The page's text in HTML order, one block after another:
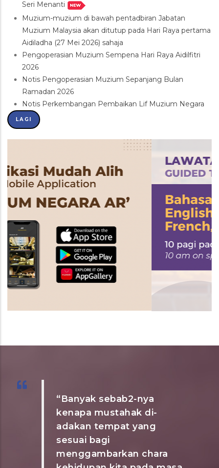
Seri Menanti
Muzium-muzium di bawah pentadbiran Jabatan
Muzium Malaysia akan ditutup pada Hari Raya pertama
Aidiladha (27 Mei 2026) sahaja
Pengoperasian Muzium Sempena Hari Raya Aidilfitri
2026
Notis Pengoperasian Muzium Sepanjang Bulan
Ramadan 2026
Notis Perkembangan Pembaikan Lif Muzium Negara
LAGI
“Banyak sebab2-nya
kenapa mustahak di-
adakan tempat yang
sesuai bagi
menggambarkan chara